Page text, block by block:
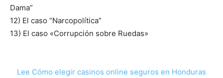
Dama”
12) El caso “Narcopolítica”
13) El caso «Corrupción sobre Ruedas»
Lee Cómo elegir casinos online seguros en Honduras